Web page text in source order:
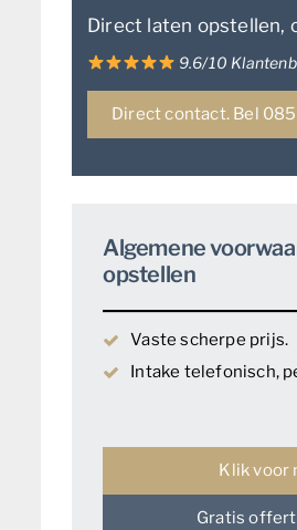
Direct laten opstellen,
9.6/10
Direct contact. Bel
Algemene
opstellen
Vaste scherpe prijs.
Intake telefonisch,
Klik voor
Gratis